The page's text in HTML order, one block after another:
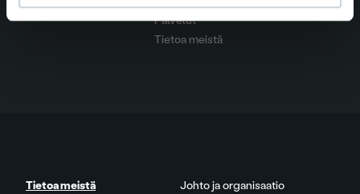
Palvelut
Tietoa meistä
Tietoa meistä
Johto ja organisaatio